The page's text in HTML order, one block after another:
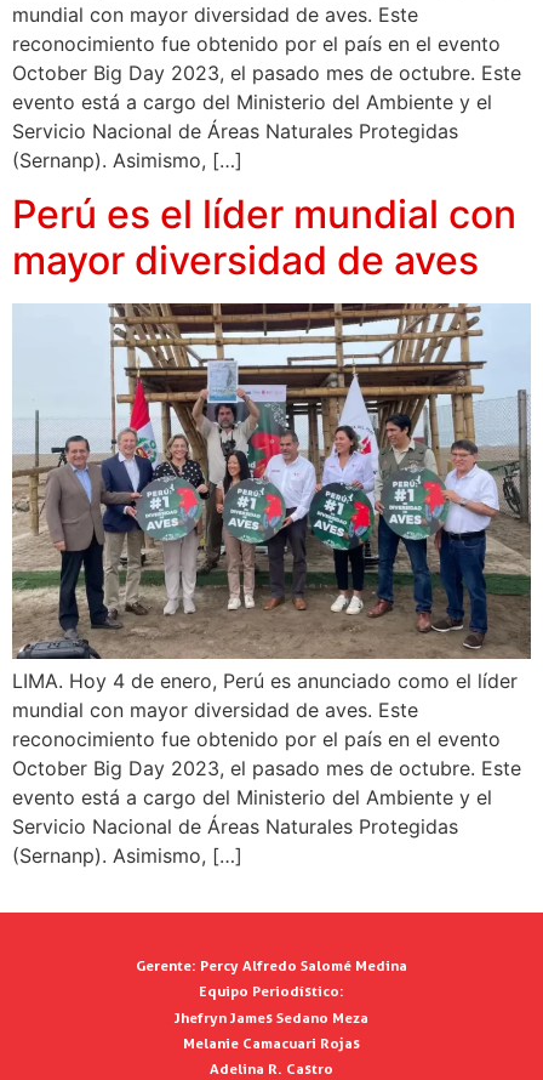
mundial con mayor diversidad de aves. Este
reconocimiento fue obtenido por el país en el evento
October Big Day 2023, el pasado mes de octubre. Este
evento está a cargo del Ministerio del Ambiente y el
Servicio Nacional de Áreas Naturales Protegidas
(Sernanp). Asimismo, […]
Perú es el líder mundial con
mayor diversidad de aves
LIMA. Hoy 4 de enero, Perú es anunciado como el líder
mundial con mayor diversidad de aves. Este
reconocimiento fue obtenido por el país en el evento
October Big Day 2023, el pasado mes de octubre. Este
evento está a cargo del Ministerio del Ambiente y el
Servicio Nacional de Áreas Naturales Protegidas
(Sernanp). Asimismo, […]
Gerente: Percy Alfredo Salomé Medina
Equipo Periodístico:
Jhefryn James Sedano Meza
Melanie Camacuari Rojas
Adelina R. Castro